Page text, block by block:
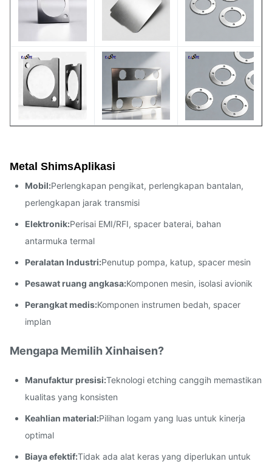
Dimensi Maksimal Ukuran khusus tersedia
Metal ShimsAplikasi
Mobil:Perlengkapan pengikat, perlengkapan bantalan,
perlengkapan jarak transmisi
Elektronik:Perisai EMI/RFI, spacer baterai, bahan
antarmuka termal
Peralatan Industri:Penutup pompa, katup, spacer mesin
Pesawat ruang angkasa:Komponen mesin, isolasi avionik
Perangkat medis:Komponen instrumen bedah, spacer
implan
Mengapa Memilih Xinhaisen?
Manufaktur presisi:Teknologi etching canggih memastikan
kualitas yang konsisten
Keahlian material:Pilihan logam yang luas untuk kinerja
optimal
Biaya efektif:Tidak ada alat keras yang diperlukan untuk